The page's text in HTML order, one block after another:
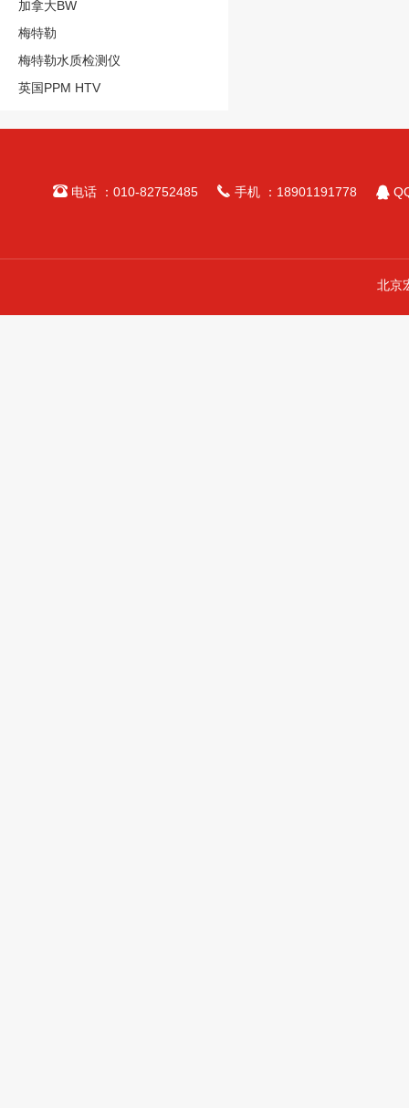
加拿大BW
梅特勒
梅特勒水质检测仪
英国PPM HTV
电话 ：010-82752485  手机 ：18901191778 
北京